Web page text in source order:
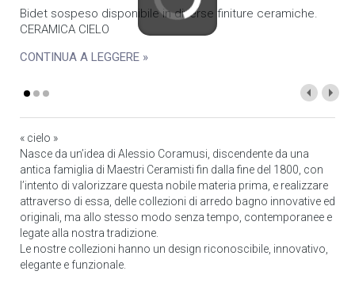
Bidet sospeso disponibile in diverse finiture ceramiche.
CERAMICA CIELO
CONTINUA A LEGGERE »
« cielo »
Nasce da un’idea di Alessio Coramusi, discendente da una
antica famiglia di Maestri Ceramisti fin dalla fine del 1800, con
l’intento di valorizzare questa nobile materia prima, e realizzare
attraverso di essa, delle collezioni di arredo bagno innovative ed
originali, ma allo stesso modo senza tempo, contemporanee e
legate alla nostra tradizione.
Le nostre collezioni hanno un design riconoscibile, innovativo,
elegante e funzionale.